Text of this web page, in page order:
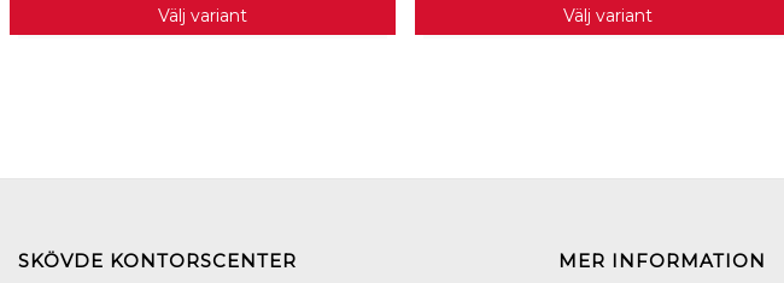
Välj variant Välj variant
SKÖVDE KONTORSCENTER MER INFORMATION